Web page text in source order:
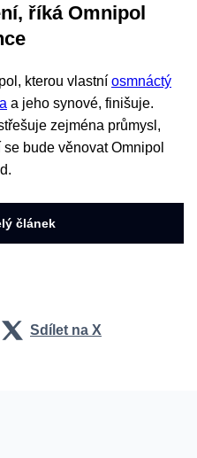
říká Omnipol
kterou vlastní osmnáctý
a jeho synové, finišuje.
zejména průmysl,
bude věnovat Omnipol
článek
Sdílet na X